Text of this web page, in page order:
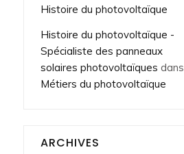
Histoire du photovoltaïque
Histoire du photovoltaïque -
Spécialiste des panneaux
solaires photovoltaïques dans
Métiers du photovoltaïque
ARCHIVES